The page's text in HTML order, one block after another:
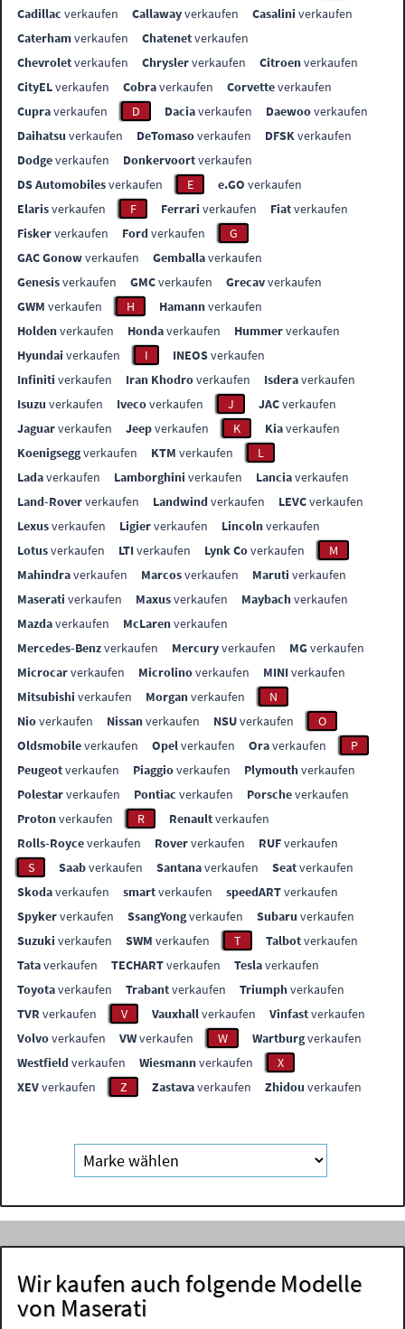
Cadillac verkaufen Callawayverkaufen Casalini verkaufen
Caterhamverkaufen Chatenetverkaufen
Chevroletverkaufen Chryslerverkaufen Citroenverkaufen
CityELverkaufen Cobraverkaufen Corvetteverkaufen
Cupraverkaufen D Daciaverkaufen Daewooverkaufen
Daihatsu verkaufen DeTomasoverkaufen DFSKverkaufen
Dodgeverkaufen Donkervoortverkaufen
DS Automobilesverkaufen E e.GO verkaufen
Elarisverkaufen F Ferrari verkaufen Fiatverkaufen
Fiskerverkaufen Fordverkaufen
G
GAC Gonowverkaufen Gemballaverkaufen
Genesisverkaufen GMCverkaufen Grecavverkaufen
GWM verkaufen H Hamannverkaufen
Holdenverkaufen Hondaverkaufen Hummerverkaufen
Hyundai verkaufen I INEOSverkaufen
Infiniti verkaufen Iran Khodroverkaufen Isderaverkaufen
Isuzu verkaufen Ivecoverkaufen J JACverkaufen
Jaguarverkaufen Jeepverkaufen K Kiaverkaufen
Koenigseggverkaufen KTM verkaufen
L
Ladaverkaufen Lamborghini verkaufen Lanciaverkaufen
Land-Roververkaufen Landwindverkaufen LEVCverkaufen
Lexusverkaufen Ligierverkaufen Lincolnverkaufen
Lotusverkaufen LTIverkaufen Lynk Coverkaufen
M
Mahindraverkaufen Marcosverkaufen Maruti verkaufen
Maserati verkaufen Maxusverkaufen Maybachverkaufen
Mazdaverkaufen McLarenverkaufen
Mercedes-Benzverkaufen Mercuryverkaufen MGverkaufen
Microcarverkaufen Microlinoverkaufen MINIverkaufen
Mitsubishi verkaufen Morganverkaufen
N
Nioverkaufen Nissanverkaufen NSUverkaufen
O
Oldsmobileverkaufen Opelverkaufen Oraverkaufen
P
Peugeotverkaufen Piaggioverkaufen Plymouthverkaufen
Polestarverkaufen Pontiac verkaufen Porscheverkaufen
Protonverkaufen R Renaultverkaufen
Rolls-Royceverkaufen Roververkaufen RUFverkaufen
S
Saabverkaufen Santanaverkaufen Seatverkaufen
Skodaverkaufen smartverkaufen speedARTverkaufen
Spykerverkaufen SsangYongverkaufen Subaru verkaufen
Suzuki verkaufen SWM verkaufen T Talbotverkaufen
Tataverkaufen TECHARTverkaufen Teslaverkaufen
Toyotaverkaufen Trabantverkaufen Triumphverkaufen
TVR verkaufen V Vauxhallverkaufen Vinfastverkaufen
Volvoverkaufen VWverkaufen W Wartburgverkaufen
Westfieldverkaufen Wiesmannverkaufen
X
XEVverkaufen Z Zastavaverkaufen Zhidou verkaufen
Wir kaufen auch folgende Modelle
von Maserati